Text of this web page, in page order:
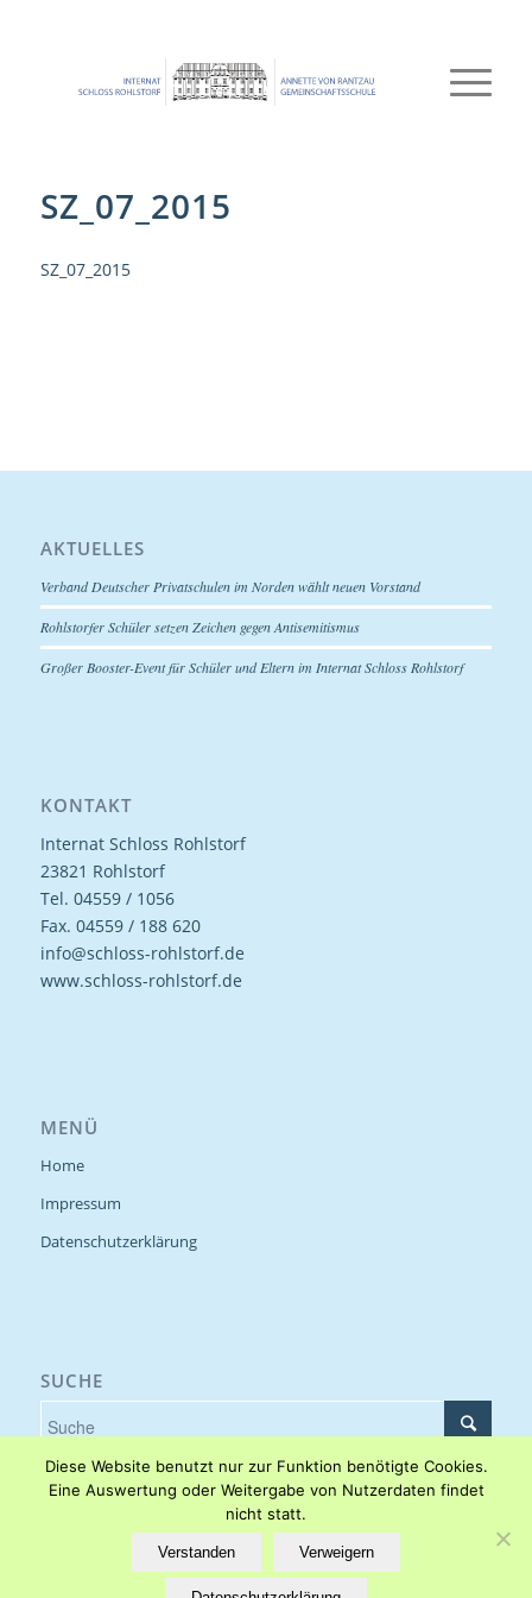
SZ_07_2015
SZ_07_2015
AKTUELLES
Verband Deutscher Privatschulen im Norden wählt neuen Vorstand
Rohlstorfer Schüler setzen Zeichen gegen Antisemitismus
Großer Booster-Event für Schüler und Eltern im Internat Schloss Rohlstorf
KONTAKT
Internat Schloss Rohlstorf
23821 Rohlstorf
Tel. 04559 / 1056
Fax. 04559 / 188 620
info@schloss-rohlstorf.de
www.schloss-rohlstorf.de
MENÜ
Home
Impressum
Datenschutzerklärung
SUCHE
Cookieeinstellungen
Diese Website benutzt nur zur Funktion benötigte Cookies.
Eine Auswertung oder Weitergabe von Nutzerdaten findet
nicht statt.
Verstanden Verweigern